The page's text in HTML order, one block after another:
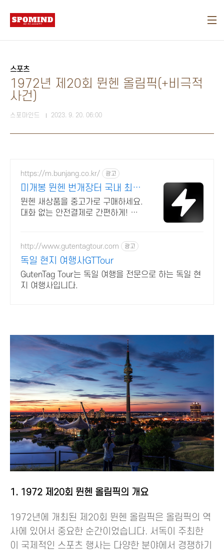
스포츠
1972년 제20회 뮌헨 올림픽(+비극적
사건)
스포마인드 2023. 9. 20. 06:00
https://m.bunjang.co.kr/ 광고
미개봉 뮌헨 번개장터 국내 최대
브랜드 중고거래
뮌헨 새상품을 중고가로 구매하세요.
대화 없는 안전결제로 간편하게! 전
업로드
http://www.gutentagtour.com 광고
독일 현지 여행사GTTour
GutenTag Tour는 독일 여행을 전문으로 하는 독일 현
지 여행사입니다.
1. 1972 제20회 뮌헨 올림픽의 개요
1972년에 개최된 제20회 뮌헨 올림픽은 올림픽의 역
사에 있어서 중요한 순간이었습니다. 서독이 주최한
이 국제적인 스포츠 행사는 다양한 분야에서 경쟁하기